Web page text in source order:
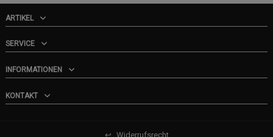
ARTIKEL
SERVICE
INFORMATIONEN
KONTAKT
↩ Widerrufsrecht